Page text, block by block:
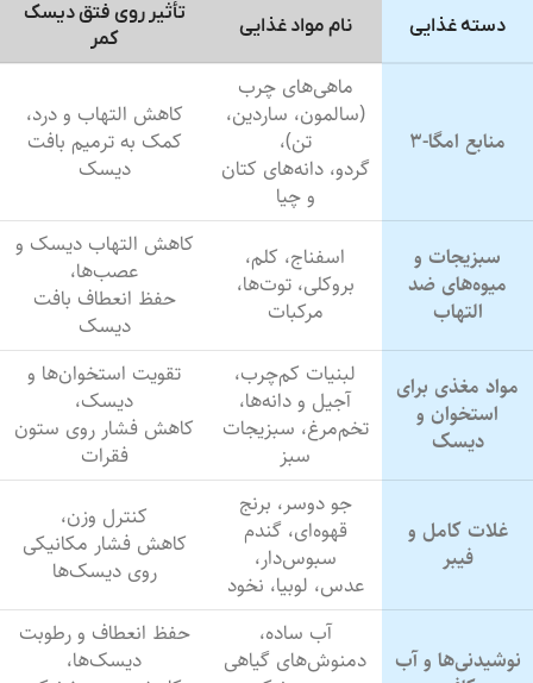
دسته غذایی نام مواد غذایی
تأثیر روی فتق دیسک
کمر
منابع امگا-۳
ماهی‌های چرب
(سالمون، ساردین،
تن)،
گردو، دانه‌های کتان
و چیا
کاهش التهاب و درد،
کمک به ترمیم بافت
دیسک
سبزیجات و
میوه‌های ضد
التهاب
اسفناج، کلم،
بروکلی، توت‌ها،
مرکبات
کاهش التهاب دیسک و
عصب‌ها،
حفظ انعطاف بافت
دیسک
مواد مغذی برای
استخوان و
دیسک
لبنیات کم‌چرب،
آجیل و دانه‌ها،
تخم‌مرغ، سبزیجات
سبز
تقویت استخوان‌ها و
دیسک،
کاهش فشار روی ستون
فقرات
غلات کامل و
فیبر
جو دوسر، برنج
قهوه‌ای، گندم
سبوس‌دار،
عدس، لوبیا، نخود
کنترل وزن،
کاهش فشار مکانیکی
روی دیسک‌ها
نوشیدنی‌ها و آب
آب ساده،
دمنوش‌های گیاهی
حفظ انعطاف و رطوبت
دیسک‌ها،